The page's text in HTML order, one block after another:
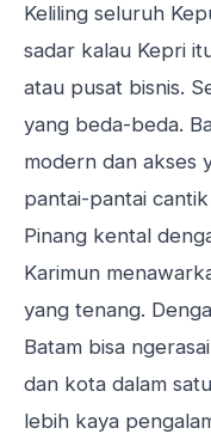
Keliling seluruh
sadar kalau Kepri
atau pusat bisnis.
yang beda-beda.
modern dan akses
pantai-pantai
Pinang kental
Karimun
yang tenang.
Batam bisa
dan kota dalam
lebih kaya